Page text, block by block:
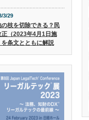
3/29
の枝を切除できる？民
正（2023年4月1日施
を条文とともに解説